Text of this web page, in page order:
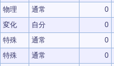
物理 通常 0
変化 自分 0
特殊 通常 0
特殊 通常 0